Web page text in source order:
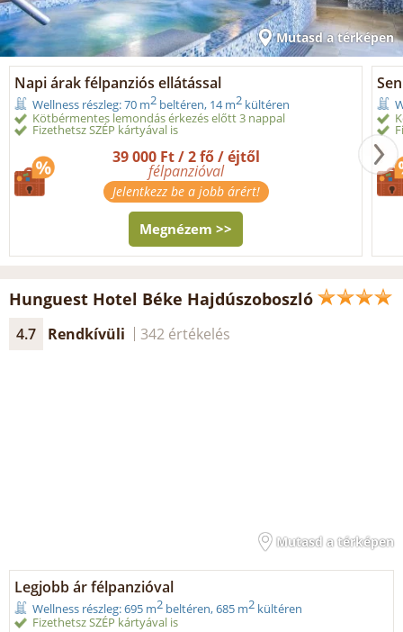
Mutasd a térképen
Napi árak félpanziós ellátással
Wellness részleg: 70 m2 beltéren, 14 m2 kültéren
Kötbérmentes lemondás érkezés előtt 3 nappal
Fizethetsz SZÉP kártyával is
39 000 Ft / 2 fő / éjtől
félpanzióval
Jelentkezz be a jobb árért!
Megnézem >>
Hunguest Hotel Béke Hajdúszoboszló
4.7 Rendkívüli 342 értékelés
Mutasd a térképen
Legjobb ár félpanzióval
Wellness részleg: 695 m2 beltéren, 685 m2 kültéren
Fizethetsz SZÉP kártyával is